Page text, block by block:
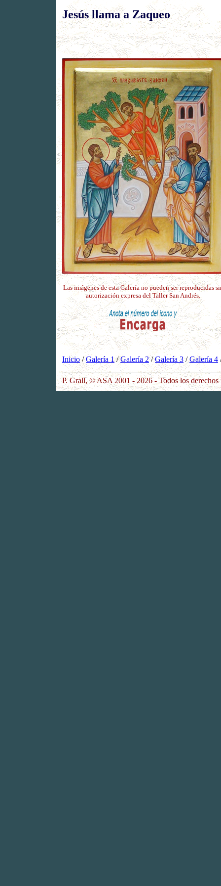
Jesús llama a Zaqueo
Las imágenes de esta Galería no pueden ser reproducidas
autorización expresa del Taller San Andrés.
Inicio/Galería 1/Galería 2/Galería 3/Galería 4
P. Grall, © ASA 2001 - 2026 - Todos los derechos